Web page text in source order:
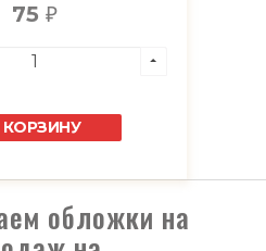
75 ₽
КОРЗИНУ
обложки на